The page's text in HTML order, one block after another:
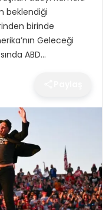
beklendiği
birinde
Geleceği
ABD…